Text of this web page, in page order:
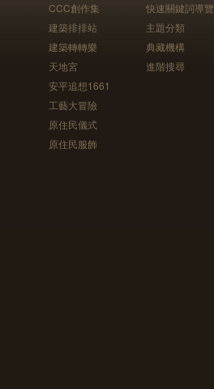
CCC創作集
建築排排站
建築轉轉樂
天地宮
安平追想1661
工藝大冒險
原住民儀式
原住民服飾
快速關鍵詞導覽
主題分類
典藏機構
進階搜尋